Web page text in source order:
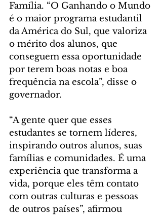
Família. “O Ganhando o Mundo
é o maior programa estudantil
da América do Sul, que valoriza
o mérito dos alunos, que
conseguem essa oportunidade
por terem boas notas e boa
frequência na escola”, disse o
governador.
“A gente quer que esses
estudantes se tornem líderes,
inspirando outros alunos, suas
famílias e comunidades. É uma
experiência que transforma a
vida, porque eles têm contato
com outras culturas e pessoas
de outros países”, afirmou